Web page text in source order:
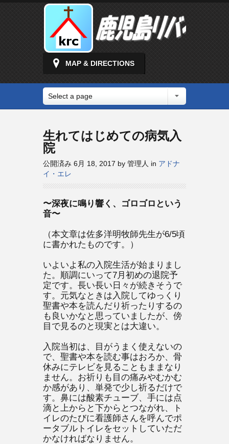
MAP & DIRECTIONS
Select a page
生れてはじめての病気入
院
公開済み 6月 18, 2017 by 管理人 in アドナ
イ・エレ
〜深夜に鳴り響く、ゴロゴロという
音〜
（本文章は佐多洋明牧師先生が6/5頃
に書かれたものです。）
いよいよ私の入院生活が始まりまし
た。順調にいって7月初めの退院予
定です。長い長い日々が続きそうで
す。元気なときは入院してゆっくり
聖書や本を読んだり祈ったりするの
も良いかなと思っていましたが、傍
目で見るのと現実とは大違い。
入院当初は、目がうまく使えないの
で、聖書や本を読む事はおろか、骨
休みにテレビを見ることもままなり
ません。お祈りも目の痛みやむかむ
か感があり、単発で少し祈るだけで
す。鼻には酸素チューブ、手には点
滴と上からと下からとつながれ、ト
イレのたびに看護師さんを呼んでポ
ータブルトイレをセットしていただ
かなければなりません。